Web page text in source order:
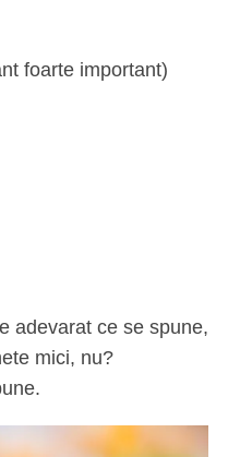
foarte important)
adevarat ce se spune,
mici, nu?